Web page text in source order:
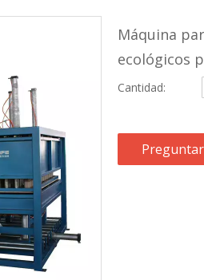
Máquina
ecológicos
Cantidad:
Preguntar